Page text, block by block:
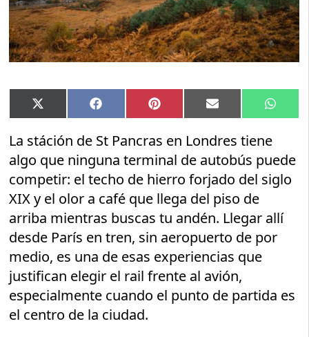
Compartir
en
X
(Twitter)
Compartir
en
Facebook Compartir
en
Pinterest Compartir
en
Email
en
La stáción de St Pancras en Londres tiene
algo que ninguna terminal de autobús puede
competir: el techo de hierro forjado del siglo
XIX y el olor a café que llega del piso de
arriba mientras buscas tu andén. Llegar allí
desde París en tren, sin aeropuerto de por
medio, es una de esas experiencias que
justifican elegir el rail frente al avión,
especialmente cuando el punto de partida es
el centro de la ciudad.